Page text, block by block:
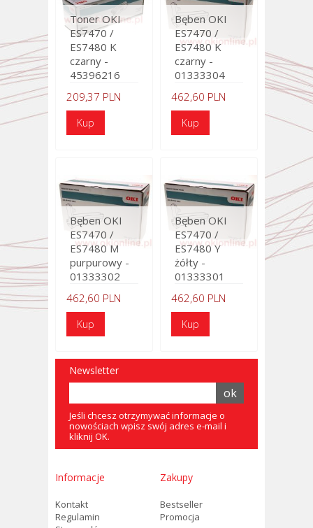
Toner OKI
ES7470 /
ES7480 K
czarny -
45396216
209,37 PLN
Bęben OKI
ES7470 /
ES7480 K
czarny -
01333304
462,60 PLN
Bęben OKI
ES7470 /
ES7480 M
purpurowy -
01333302
462,60 PLN
Bęben OKI
ES7470 /
ES7480 Y
żółty -
01333301
462,60 PLN
Newsletter
Jeśli chcesz otrzymywać informacje o
nowościach wpisz swój adres e-mail i
kliknij OK.
Informacje
Kontakt
Regulamin
Zakupy
Bestseller
Promocja